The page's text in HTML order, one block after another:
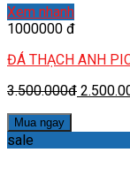
Xem nhanh
1000000 đ
ĐÁ THẠCH ANH
3.500.000đ
Mua ngay
sale